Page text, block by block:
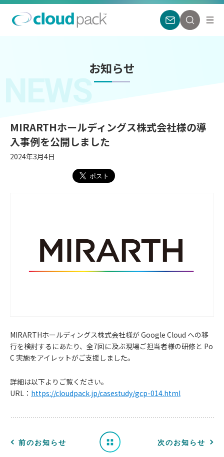
お知らせ
NEWS
MIRARTHホールディングス株式会社様の導
入事例を公開しました
2024年3月4日
MIRARTHホールディングス株式会社様が Google Cloud への移
行を検討するにあたり、全7回に及ぶ現場ご担当者様の研修と Po
C 実施をアイレットがご支援しました。
詳細は以下よりご覧ください。
URL： https://cloudpack.jp/casestudy/gcp-014.html
前のお知らせ
お
ら
せ
一 次のお知らせ